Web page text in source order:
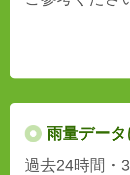
雨量デー
過去24時間・